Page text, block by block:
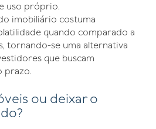
uso próprio.
imobiliário costuma
quando comparado a
tornando-se uma alternativa
que buscam
prazo.
ou deixar o